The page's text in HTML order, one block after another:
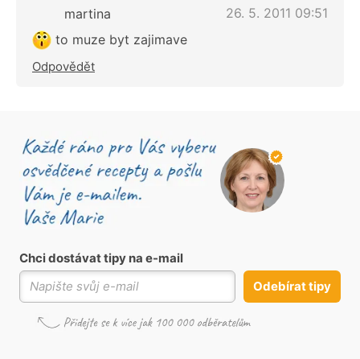
martina
26. 5. 2011 09:51
to muze byt zajimave
Odpovědět
Chci dostávat tipy na e-mail
Odebírat tipy